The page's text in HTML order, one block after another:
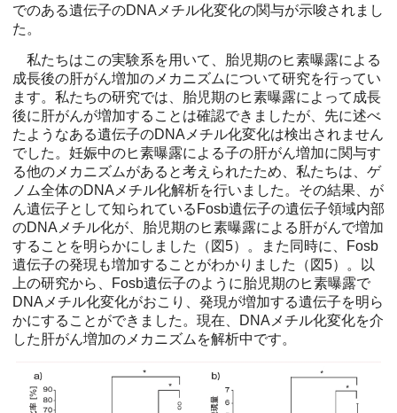
でのある遺伝子のDNAメチル化変化の関与が示唆されまし
た。
私たちはこの実験系を用いて、胎児期のヒ素曝露による
成長後の肝がん増加のメカニズムについて研究を行ってい
ます。私たちの研究では、胎児期のヒ素曝露によって成長
後に肝がんが増加することは確認できましたが、先に述べ
たようなある遺伝子のDNAメチル化変化は検出されません
でした。妊娠中のヒ素曝露による子の肝がん増加に関与す
る他のメカニズムがあると考えられたため、私たちは、ゲ
ノム全体のDNAメチル化解析を行いました。その結果、が
ん遺伝子として知られているFosb遺伝子の遺伝子領域内部
のDNAメチル化が、胎児期のヒ素曝露による肝がんで増加
することを明らかにしました（図5）。また同時に、Fosb
遺伝子の発現も増加することがわかりました（図5）。以
上の研究から、Fosb遺伝子のように胎児期のヒ素曝露で
DNAメチル化変化がおこり、発現が増加する遺伝子を明ら
かにすることができました。現在、DNAメチル化変化を介
した肝がん増加のメカニズムを解析中です。